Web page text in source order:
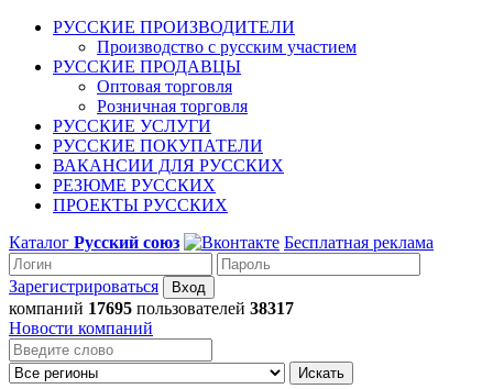
РУССКИЕ ПРОИЗВОДИТЕЛИ
Производство с русским участием
РУССКИЕ ПРОДАВЦЫ
Оптовая торговля
Розничная торговля
РУССКИЕ УСЛУГИ
РУССКИЕ ПОКУПАТЕЛИ
ВАКАНСИИ ДЛЯ РУССКИХ
РЕЗЮМЕ РУССКИХ
ПРОЕКТЫ РУССКИХ
Каталог Русский союз Бесплатная реклама
Зарегистрироваться
компаний 17695 пользователей 38317
Новости компаний
Искать